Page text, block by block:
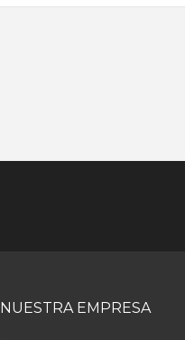
NUESTRA EMPRESA